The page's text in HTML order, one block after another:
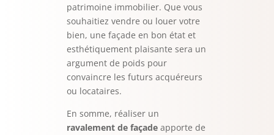
patrimoine immobilier. Que vous
souhaitiez vendre ou louer votre
bien, une façade en bon état et
esthétiquement plaisante sera un
argument de poids pour
convaincre les futurs acquéreurs
ou locataires.
En somme, réaliser un
ravalement de façadeapporte de